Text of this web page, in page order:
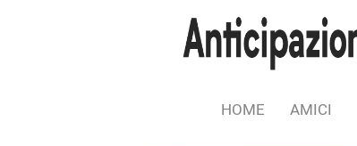
HOME AMICI